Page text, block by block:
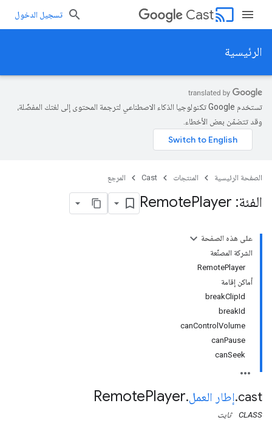
cast
Cast تسجيل الدخول
الرئيسية
تستخدم Google تكنولوجيا الذكاء الاصطناعي لترجمة المحتوى إلى لغتك المفضّلة،
وقد تتضمّن بعض الأخطاء.
الصفحة الرئيسية المنتجات Cast المرجع
الفئة: Remote Player
على هذه الصفحة
الشركة المصنِّعة
RemotePlayer
أماكن إقامة
breakClipId
breakId
canControlVolume
canPause
canSeek
cast
.إطار العمل.
RemotePlayer
CLASS ثابت